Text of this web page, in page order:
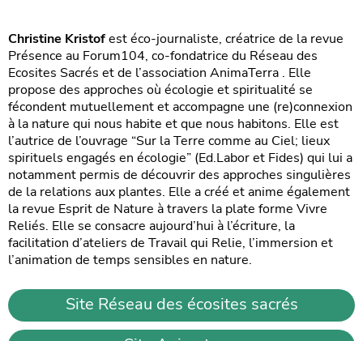
Christine Kristofest éco-journaliste, créatrice de la revue
Présence au Forum104, co-fondatrice du Réseau des
Ecosites Sacrés et de l’association AnimaTerra . Elle
propose des approches où écologie et spiritualité se
fécondent mutuellement et accompagne une (re)connexion
à la nature qui nous habite et que nous habitons. Elle est
l’autrice de l’ouvrage “Sur la Terre comme au Ciel; lieux
spirituels engagés en écologie” (Ed.Labor et Fides) qui lui a
notamment permis de découvrir des approches singulières
de la relations aux plantes. Elle a créé et anime également
la revue Esprit de Nature à travers la plate forme Vivre
Reliés. Elle se consacre aujourd’hui à l’écriture, la
facilitation d’ateliers de Travail qui Relie, l’immersion et
l’animation de temps sensibles en nature.
Site Réseau des écosites sacrés